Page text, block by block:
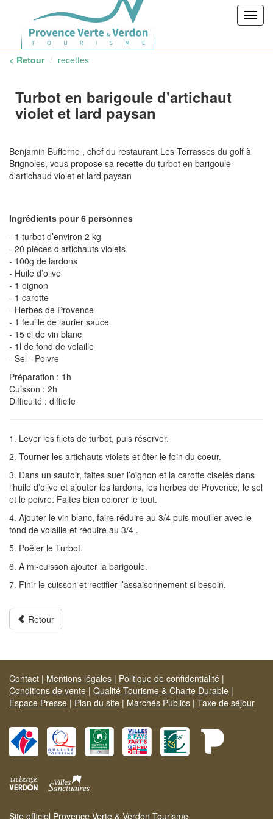
< Retour recettes
Turbot en barigoule d'artichaut
violet et lard paysan
Benjamin Bufferne , chef du restaurant Les Terrasses du golf à
Brignoles, vous propose sa recette du turbot en barigoule
d'artichaud violet et lard paysan
Ingrédients pour 6 personnes
- 1 turbot d’environ 2 kg
- 20 pièces d’artichauts violets
- 100g de lardons
- Huile d’olive
- 1 oignon
- 1 carotte
- Herbes de Provence
- 1 feuille de laurier sauce
- 15 cl de vin blanc
- 1l de fond de volaille
- Sel - Poivre
Préparation : 1h
Cuisson : 2h
Difficulté : difficile
1. Lever les filets de turbot, puis réserver.
2. Tourner les artichauts violets et ôter le foin du coeur.
3. Dans un sautoir, faites suer l’oignon et la carotte ciselés dans
l’huile d’olive et ajouter les lardons, les herbes de Provence, le sel
et le poivre. Faites bien colorer le tout.
4. Ajouter le vin blanc, faire réduire au 3/4 puis mouiller avec le
fond de volaille et réduire au 3/4 .
5. Poêler le Turbot.
6. A mi-cuisson ajouter la barigoule.
7. Finir le cuisson et rectifier l’assaisonnement si besoin.
Retour
Contact | Mentions légales | Politique de confidentialité |
Conditions de vente | Qualité Tourisme & Charte Durable |
Espace Presse | Plan du site | Marchés Publics | Taxe de séjour
Site officiel Provence Verte & Verdon Tourisme